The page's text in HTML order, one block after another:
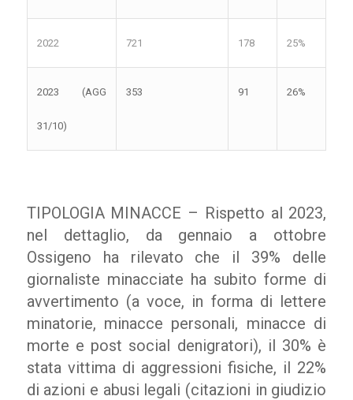
2022 721 178 25%
2023 (AGG
31/10)
353 91 26%
TIPOLOGIA MINACCE – Rispetto al 2023,
nel dettaglio, da gennaio a ottobre
Ossigeno ha rilevato che il 39% delle
giornaliste minacciate ha subito forme di
avvertimento (a voce, in forma di lettere
minatorie, minacce personali, minacce di
morte e post social denigratori), il 30% è
stata vittima di aggressioni fisiche, il 22%
di azioni e abusi legali (citazioni in giudizio